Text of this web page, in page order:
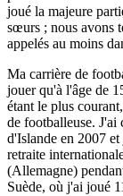
joué la majeure
sœurs ; nous avons
appelés au moins
Ma carrière de
jouer qu'à l'âge de
étant le plus
de footballeuse. J'ai
d'Islande en 2007
retraite
(Allemagne)
Suède, où j'ai joué